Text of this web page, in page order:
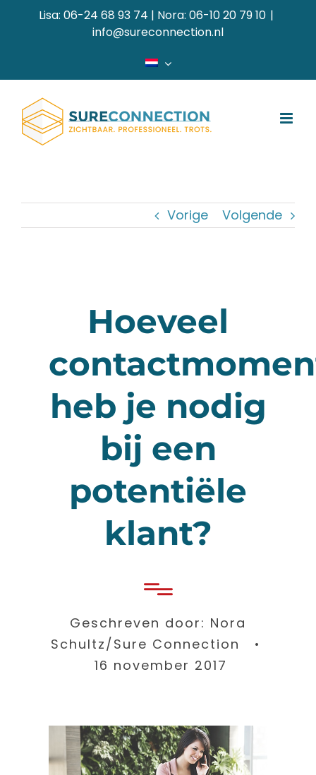
Lisa: 06-24 68 93 74 | Nora: 06-10 20 79 10 |
info@sureconnection.nl
Vorige Volgende
Hoeveel
heb je nodig
bij een
potentiële
klant?
Geschreven door: Nora
Schultz/Sure Connection •
16 november 2017